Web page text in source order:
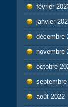
février
janvier
décembre
novembre
octobre
août 2022